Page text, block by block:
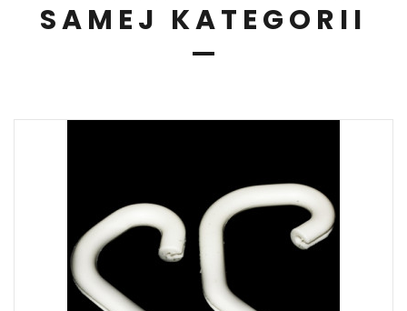
SAMEJ KATEGORII